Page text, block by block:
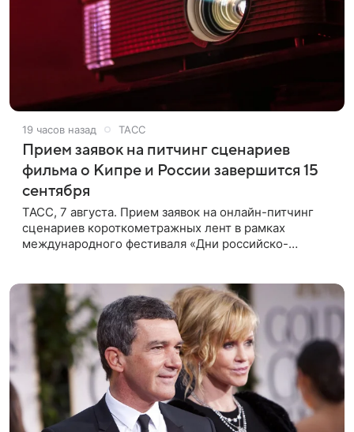
19 часов назад ТАСС
Прием заявок на питчинг сценариев
фильма о Кипре и России завершится 15
сентября
ТАСС, 7 августа. Прием заявок на онлайн-питчинг
сценариев короткометражных лент в рамках
международного фестиваля «Дни российско-